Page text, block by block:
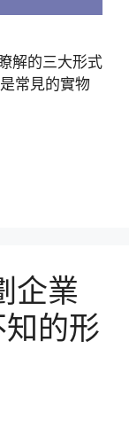
解的三大形式
常見的實物
企業
的形